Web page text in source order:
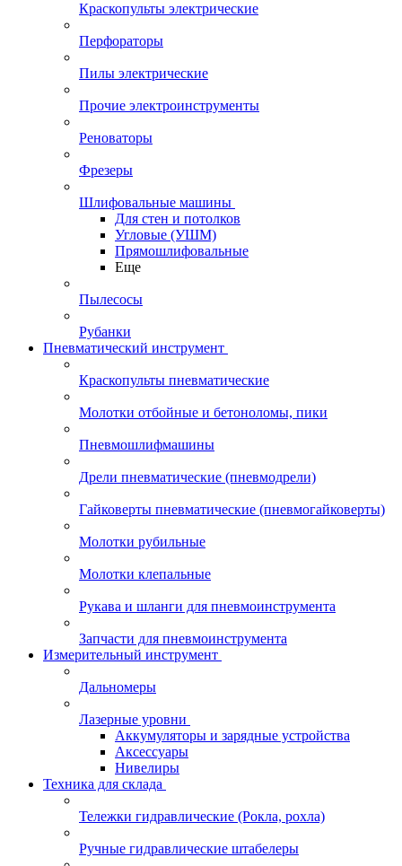
Краскопульты электрические
Перфораторы
Пилы электрические
Прочие электроинструменты
Реноваторы
Фрезеры
Шлифовальные машины
Для стен и потолков
Угловые (УШМ)
Прямошлифовальные
Еще
Пылесосы
Рубанки
Пневматический инструмент
Краскопульты пневматические
Молотки отбойные и бетоноломы, пики
Пневмошлифмашины
Дрели пневматические (пневмодрели)
Гайковерты пневматические (пневмогайковерты)
Молотки рубильные
Молотки клепальные
Рукава и шланги для пневмоинструмента
Запчасти для пневмоинструмента
Измерительный инструмент
Дальномеры
Лазерные уровни
Аккумуляторы и зарядные устройства
Аксессуары
Нивелиры
Техника для склада
Тележки гидравлические (Рокла, рохла)
Ручные гидравлические штабелеры